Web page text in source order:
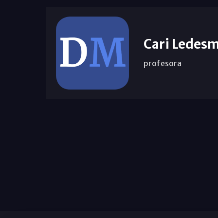
Cari
profesora